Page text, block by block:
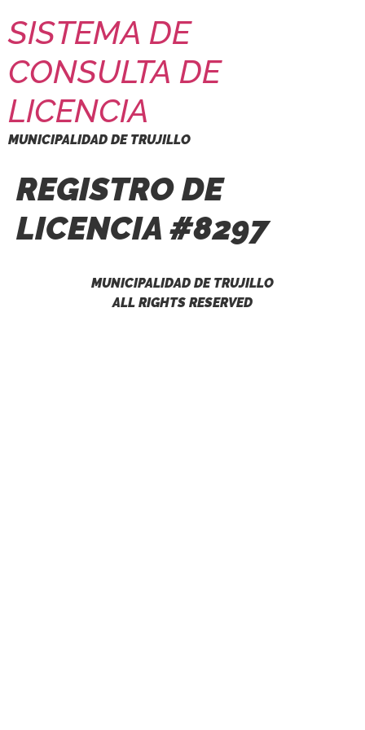
SISTEMA DE
CONSULTA DE
LICENCIA
MUNICIPALIDAD DE TRUJILLO
REGISTRO DE
LICENCIA #8297
MUNICIPALIDAD DE TRUJILLO
ALL RIGHTS RESERVED